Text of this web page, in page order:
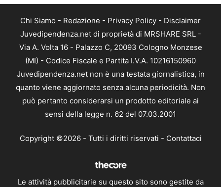
Chi Siamo - Redazione - Privacy Policy - Disclaimer
Juvedipendenza.net di proprietà di MRSHARE SRL -
Via A. Volta 16 - Palazzo C, 20093 Cologno Monzese
(MI) - Codice Fiscale e Partita I.V.A. 10216150960
Juvedipendenza.net non è una testata giornalistica, in
quanto viene aggiornato senza alcuna periodicità. Non
può pertanto considerarsi un prodotto editoriale ai
sensi della legge n. 62 del 07.03.2001
Copyright ©2026 - Tutti i diritti riservati - Contattaci
Le attività pubblicitarie su questo sito sono gestite da